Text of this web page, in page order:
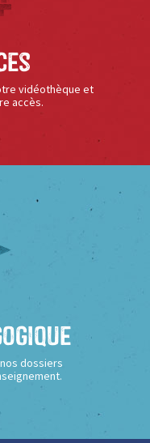
vidéothèque et
accès.
dossiers